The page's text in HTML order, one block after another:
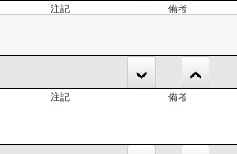
注記 備考
注記 備考